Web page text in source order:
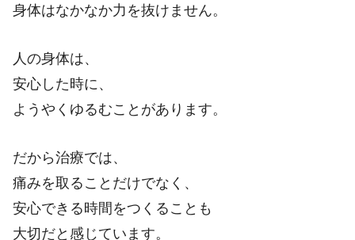
身体はなかなか力を抜けません。
人の身体は、
安心した時に、
ようやくゆるむことがあります。
だから治療では、
痛みを取ることだけでなく、
安心できる時間をつくることも
大切だと感じています。